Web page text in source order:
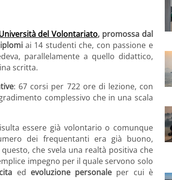
del Volontariato, promossa dal
ai 14 studenti che, con passione e
parallelamente a quello didattico,
scritta.
: 67 corsi per 722 ore di lezione, con
complessivo che in una scala
essere già volontario o comunque
dei frequentanti era già buono,
che svela una realtà positiva che
impegno per il quale servono solo
ed evoluzione personale per cui è